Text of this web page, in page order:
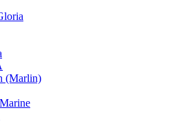
(Marlin)